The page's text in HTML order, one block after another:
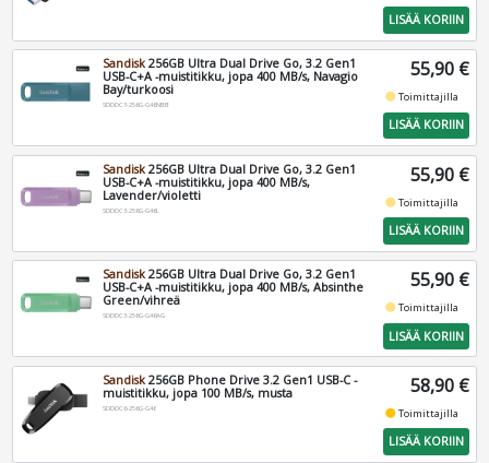
LISÄÄ KORIIN
Sandisk256GB Ultra Dual Drive Go, 3.2 Gen1
USB-C+A -muistitikku, jopa 400 MB/s, Navagio
Bay/turkoosi
SDDDC3-256G-G46NBB
55,90 €
fiber_manual_recordToimittajilla
LISÄÄ KORIIN
Sandisk 256GB Ultra Dual Drive Go, 3.2 Gen1
USB-C+A -muistitikku, jopa 400 MB/s,
Lavender/violetti
SDDDC3-256G-G46L
55,90 €
fiber_manual_recordToimittajilla
LISÄÄ KORIIN
Sandisk256GB Ultra Dual Drive Go, 3.2 Gen1
USB-C+A -muistitikku, jopa 400 MB/s, Absinthe
Green/vihreä
SDDDC3-256G-G46AG
55,90 €
fiber_manual_recordToimittajilla
LISÄÄ KORIIN
Sandisk 256GB Phone Drive 3.2 Gen1 USB-C -
muistitikku, jopa 100 MB/s, musta
SDDDC6-256G-G46
58,90 €
fiber_manual_recordToimittajilla
LISÄÄ KORIIN